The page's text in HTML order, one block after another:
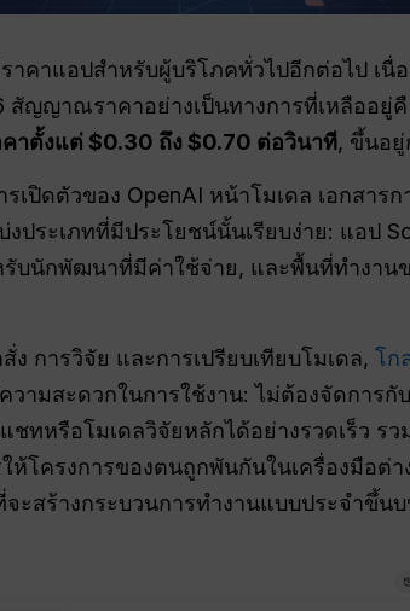
คาแอปสำหรับผู้บริโภคทั่วไปอีกต่อไป เนื่
ญญาณราคาอย่างเป็นทางการที่เหลืออยู่คื
คาตั้งแต่ $0.30 ถึง $0.70 ต่อวินาที, ขึ้นอยู่
ปิดตัวของ OpenAI หน้าโมเดล เอกสาร
ประเภทที่มีประโยชน์นั้นเรียบง่าย: แอป
รับนักพัฒนาที่มีค่าใช้จ่าย, และพื้นที่ทำงาน
การวิจัย และการเปรียบเทียบโมเดล, โก
ามสะดวกในการใช้งาน: ไม่ต้องจัดการ
ทหรือโมเดลวิจัยหลักได้อย่างรวดเร็ว ร
ห้โครงการของตนถูกพันกันในเครื่องมือ
ะสร้างกระบวนการทำงานแบบประจำขึ้น